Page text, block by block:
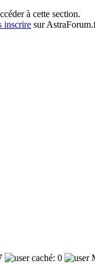
à cette section.
inscrire sur
caché: 0